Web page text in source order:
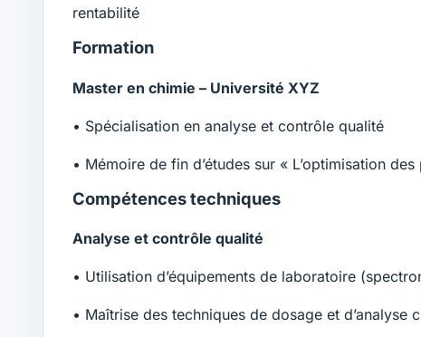
rentabilité
Formation
Master en chimie – Université XYZ
• Spécialisation en analyse et contrôle qualité
• Mémoire de fin d’études sur « L’optimisation
Compétences techniques
Analyse et contrôle qualité
• Utilisation d’équipements de laboratoire
• Maîtrise des techniques de dosage et d’analyse